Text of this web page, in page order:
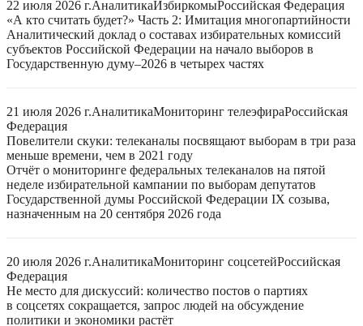
22 июля 2026 г.АналитикаИзбиркомыРоссийская Федерация
«А кто считать будет?» Часть 2: Имитация многопартийности
Аналитический доклад о составах избирательных комиссий
субъектов Российской Федерации на начало выборов в
Государственную думу–2026 в четырех частях
21 июля 2026 г.АналитикаМониторинг телеэфираРоссийская
Федерация
Повелители скуки: телеканалы посвящают выборам в три раза
меньше времени, чем в 2021 году
Отчёт о мониторинге федеральных телеканалов на пятой
неделе избирательной кампании по выборам депутатов
Государственной думы Российской Федерации IX созыва,
назначенным на 20 сентября 2026 года
20 июля 2026 г.АналитикаМониторинг соцсетейРоссийская
Федерация
Не место для дискуссий: количество постов о партиях
в соцсетях сокращается, запрос людей на обсуждение
политики и экономики растёт